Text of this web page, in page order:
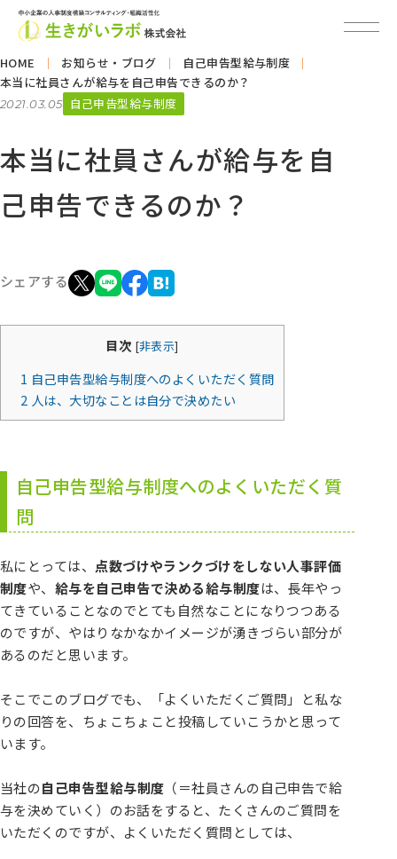
HOME お知らせ・ブログ
自己申告型給与制度
本当に社員さんが給与を自己申告できるのか？
2021.03.05 自己申告型給与制度
本当に社員さんが給与を自
己申告できるのか？
シェアする
目次 [非表示]
1 自己申告型給与制度へのよくいただく質問
2 人は、大切なことは自分で決めたい
自己申告型給与制度へのよくいただく質
問
私にとっては、 点数づけやランクづけをしない人事評価
制度や、 給与を自己申告で決める給与制度は、長年やっ
てきていることなのでとても自然なことになりつつある
のですが、やはりなかなかイメージが湧きづらい部分が
あるのだと思います。
そこでこのブログでも、「よくいただくご質問」と私な
りの回答を、ちょこちょこと投稿していこうかと思って
います。
当社の自己申告型給与制度 （＝社員さんの自己申告で給
与を決めていく）のお話をすると、たくさんのご質問を
いただくのですが、よくいただく質問としては、